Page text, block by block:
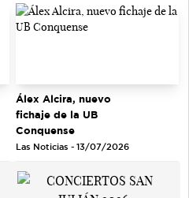
Álex Alcira, nuevo
fichaje de la UB
Conquense
Las Noticias - 13/07/2026